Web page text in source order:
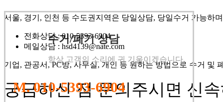
수거/폐기 상담
항상 고객의 소리에 귀 기울이겠습니다.
M. 010-5393-6904
서울, 경기, 인천 등 수도권지역은 당일상담, 당일수거 가능하
전화상담: 010-5393-6904
메일상담 : hsd4139@nate.com
기업, 관공서, PC방, 사무실, 개인 등 원하는 방법으로 수거 및
궁금하신 점 문의주시면 신